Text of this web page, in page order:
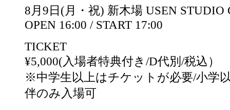
8月9日(月・祝) 新木場 USEN STUDIO
OPEN 16:00 / START 17:00
TICKET
¥5,000(入場者特典付き/D代別/税込）
※中学生以上はチケットが必要/小学
伴のみ入場可